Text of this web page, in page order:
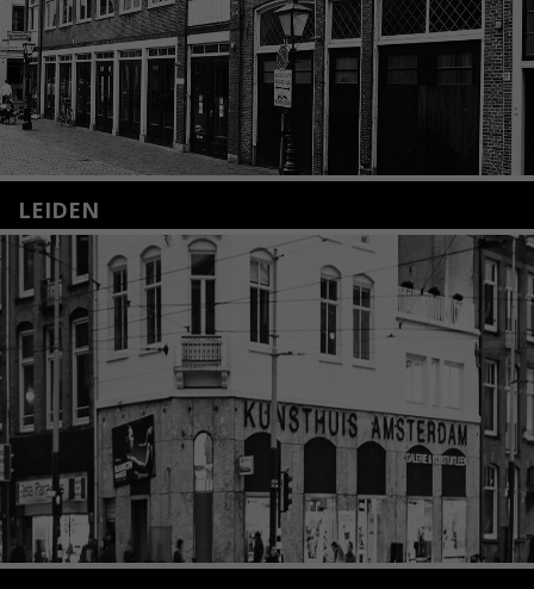
LEIDEN
Nieuwstraat 35
2312 KA Leiden
+31(0)71 – 52 84 480
info@kunsthuisleiden.nl
Lees meer